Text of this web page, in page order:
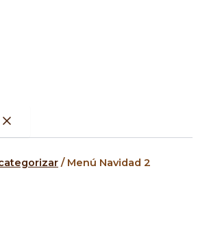
/ Menú Navidad 2